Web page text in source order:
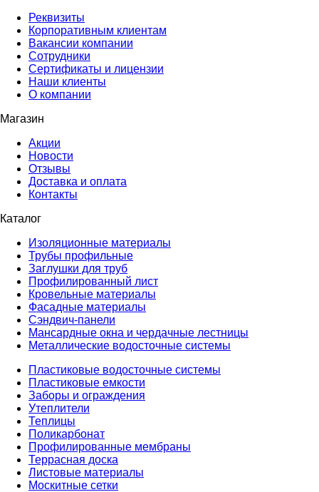
Реквизиты
Корпоративным клиентам
Вакансии компании
Сотрудники
Сертификаты и лицензии
Наши клиенты
О компании
Магазин
Акции
Новости
Отзывы
Доставка и оплата
Контакты
Каталог
Изоляционные материалы
Трубы профильные
Заглушки для труб
Профилированный лист
Кровельные материалы
Фасадные материалы
Сэндвич-панели
Мансардные окна и чердачные лестницы
Металлические водосточные системы
Пластиковые водосточные системы
Пластиковые емкости
Заборы и ограждения
Утеплители
Теплицы
Поликарбонат
Профилированные мембраны
Террасная доска
Листовые материалы
Москитные сетки